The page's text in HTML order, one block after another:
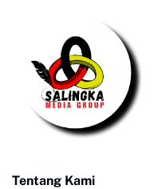
Tentang Kami